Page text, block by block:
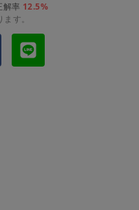
解率 12.5%
す。